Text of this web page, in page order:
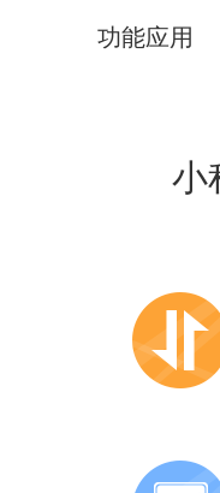
功能应用
小
助力全